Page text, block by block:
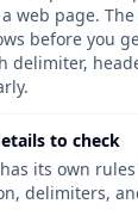
web page.
before you
delimiter,
to check
its own
delimiters,